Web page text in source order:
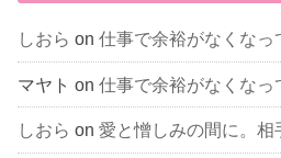
しおら on仕事で余裕がなくなっ
マヤト on仕事で余裕がなくなっ
しおら on愛と憎しみの間に。相